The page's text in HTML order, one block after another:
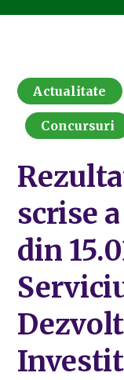
Actualitate
Concursuri
scrise
din